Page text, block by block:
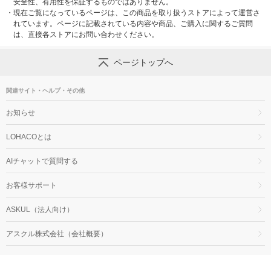
安全性、有用性を保証するものではありません。
・ 現在ご覧になっているページは、この商品を取り扱うストアによって運営さ
れています。ページに記載されている内容や商品、ご購入に関するご質問
は、直接各ストアにお問い合わせください。
ページトップへ
関連サイト・ヘルプ・その他
お知らせ
LOHACOとは
AIチャットで質問する
お客様サポート
ASKUL（法人向け）
アスクル株式会社（会社概要）